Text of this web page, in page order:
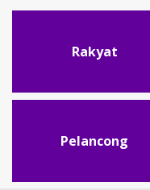
Rakyat
Pelancong